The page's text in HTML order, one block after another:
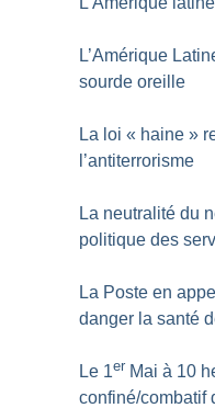
L’Amérique
sourde oreille
La loi « haine »
l’antiterrorisme
La neutralité du
politique des
La Poste en
danger la santé
Le 1er Mai à 10
confiné/combatif